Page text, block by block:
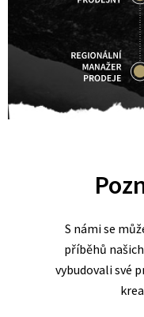
S námi se
příběhů
vybudovali své